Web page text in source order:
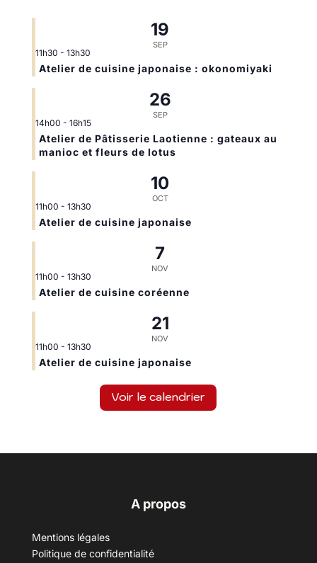
19
SEP
11h30 - 13h30
Atelier de cuisine japonaise : okonomiyaki
26
SEP
14h00 - 16h15
Atelier de Pâtisserie Laotienne : gateaux au
manioc et fleurs de lotus
10
OCT
11h00 - 13h30
Atelier de cuisine japonaise
7
NOV
11h00 - 13h30
Atelier de cuisine coréenne
21
NOV
11h00 - 13h30
Atelier de cuisine japonaise
Voir le calendrier
A propos
Mentions légales
Politique de confidentialité